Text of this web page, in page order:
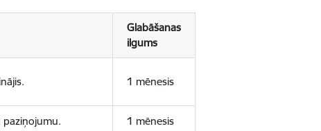
Glabāšanas
ilgums
1 mēnesis
paziņojumu. 1 mēnesis